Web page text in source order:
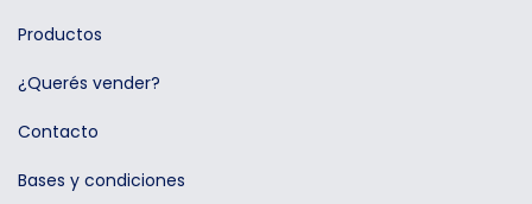
Productos
¿Querés vender?
Contacto
Bases y condiciones